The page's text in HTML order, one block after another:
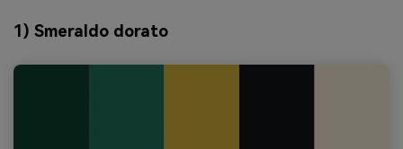
1) Smeraldo dorato